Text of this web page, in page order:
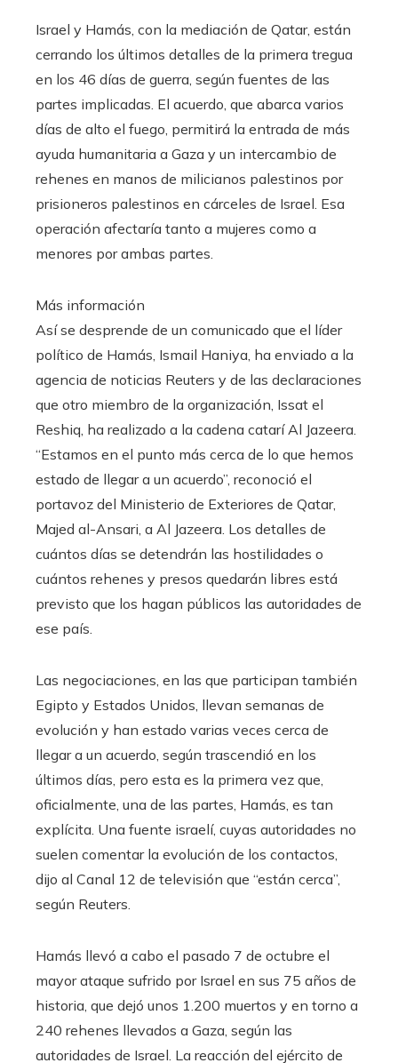
Israel y Hamás, con la mediación de Qatar, están
cerrando los últimos detalles de la primera tregua
en los 46 días de guerra, según fuentes de las
partes implicadas. El acuerdo, que abarca varios
días de alto el fuego, permitirá la entrada de más
ayuda humanitaria a Gaza y un intercambio de
rehenes en manos de milicianos palestinos por
prisioneros palestinos en cárceles de Israel. Esa
operación afectaría tanto a mujeres como a
menores por ambas partes.
Más información
Así se desprende de un comunicado que el líder
político de Hamás, Ismail Haniya, ha enviado a la
agencia de noticias Reuters y de las declaraciones
que otro miembro de la organización, Issat el
Reshiq, ha realizado a la cadena catarí Al Jazeera.
“Estamos en el punto más cerca de lo que hemos
estado de llegar a un acuerdo”, reconoció el
portavoz del Ministerio de Exteriores de Qatar,
Majed al-Ansari, a Al Jazeera. Los detalles de
cuántos días se detendrán las hostilidades o
cuántos rehenes y presos quedarán libres está
previsto que los hagan públicos las autoridades de
ese país.
Las negociaciones, en las que participan también
Egipto y Estados Unidos, llevan semanas de
evolución y han estado varias veces cerca de
llegar a un acuerdo, según trascendió en los
últimos días, pero esta es la primera vez que,
oficialmente, una de las partes, Hamás, es tan
explícita. Una fuente israelí, cuyas autoridades no
suelen comentar la evolución de los contactos,
dijo al Canal 12 de televisión que “están cerca”,
según Reuters.
Hamás llevó a cabo el pasado 7 de octubre el
mayor ataque sufrido por Israel en sus 75 años de
historia, que dejó unos 1.200 muertos y en torno a
240 rehenes llevados a Gaza, según las
autoridades de Israel. La reacción del ejército de